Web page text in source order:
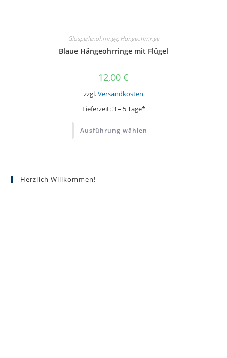
Glasperlenohrringe, Hängeohrringe
Blaue Hängeohrringe mit Flügel
12,00 €
zzgl.Versandkosten
Lieferzeit:3 – 5 Tage*
Ausführung wählen
Dieses
weist
Herzlich Willkommen!